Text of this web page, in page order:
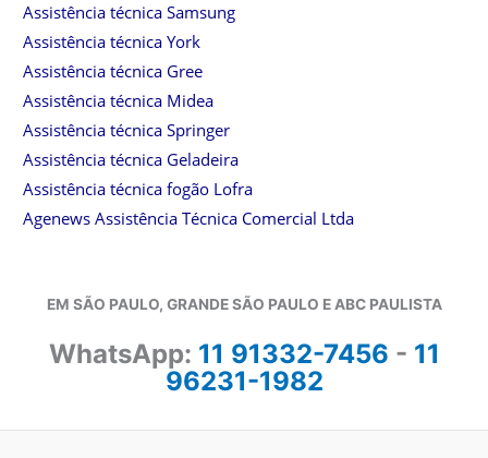
Assistência técnica Samsung
Assistência técnica York
Assistência técnica Gree
Assistência técnica Midea
Assistência técnica Springer
Assistência técnica Geladeira
Assistência técnica fogão Lofra
Agenews Assistência Técnica Comercial Ltda
EM SÃO PAULO, GRANDE SÃO PAULO E ABC PAULISTA
WhatsApp: 11 91332-7456 - 11
96231-1982